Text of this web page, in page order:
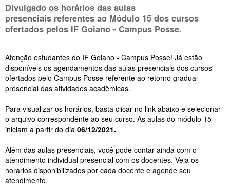
Divulgado os horários das aulas
presenciais referentes ao Módulo 15 dos cursos
ofertados pelos IF Goiano - Campus Posse.
Atenção estudantes do IF Goiano - Campus Posse! Já estão
disponíveis os agendamentos das aulas presenciais dos cursos
ofertados pelo Campus Posse referente ao retorno gradual
presencial das atividades acadêmicas.
Para visualizar os horários, basta clicar no link abaixo e selecionar
o arquivo correspondente ao seu curso. As aulas do módulo 15
iniciam a partir do dia 06/12/2021.
Além das aulas presenciais, você pode contar ainda com o
atendimento individual presencial com os docentes. Veja os
horários disponibilizados por cada docente e agende seu
atendimento.